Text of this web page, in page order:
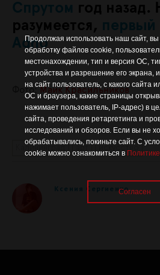
Продолжая использовать наш сайт, вы
обработку файлов cookie,
местонахождении, тип и версия ОС,
устройства и разрешение его экрана,
на сайт пользователь, с какого сайта
ОС и браузера, какие страницы
нажимает пользователь, IP-адрес) в
сайта, проведения ретаргетинга и
исследований и обзоров. Если вы не
обрабатывались, покиньте сайт. С
cookie можно ознакомиться в Политике
Согласен
Спрутом год назад.
разумеется, первый
Adno
Фото:Майк Красильников
Калининград арт
Ксения Сергиенко